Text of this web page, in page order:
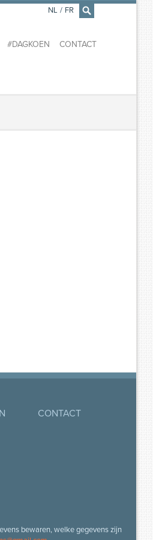
×
#DAGKOEN CONTACT
NL / FR
CONTACT
bewaren, welke gegevens zijn